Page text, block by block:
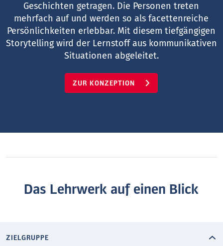
Geschichten getragen. Die Personen treten
mehrfach auf und werden so als facettenreiche
Persönlichkeiten erlebbar. Mit diesem tiefgängigen
Storytelling wird der Lernstoff aus kommunikativen
Situationen abgeleitet.
ZUR KONZEPTION
Das Lehrwerk auf einen Blick
ZIELGRUPPE